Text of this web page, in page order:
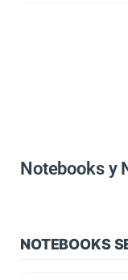
Notebooks y
NOTEBOOKS